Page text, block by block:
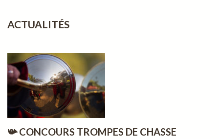
ACTUALITÉS
📯 CONCOURS TROMPES DE CHASSE